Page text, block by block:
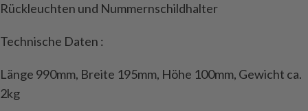
Rückleuchten und Nummernschildhalter
Technische Daten :
Länge 990mm, Breite 195mm, Höhe 100mm, Gewicht ca.
2kg